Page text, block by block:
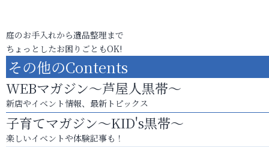
庭のお手入れから遺品整理まで
ちょっとしたお困りごともOK!
その他のContents
WEBマガジン～芦屋人黒帯～
新店やイベント情報、最新トピックス
子育てマガジン～KID's黒帯～
楽しいイベントや体験記事も！